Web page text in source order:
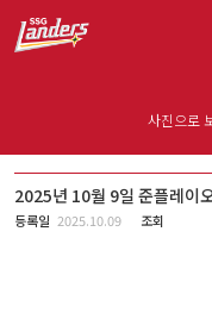
사진으로
2025년 10월 9일 준플레이
등록일 2025.10.09 조회